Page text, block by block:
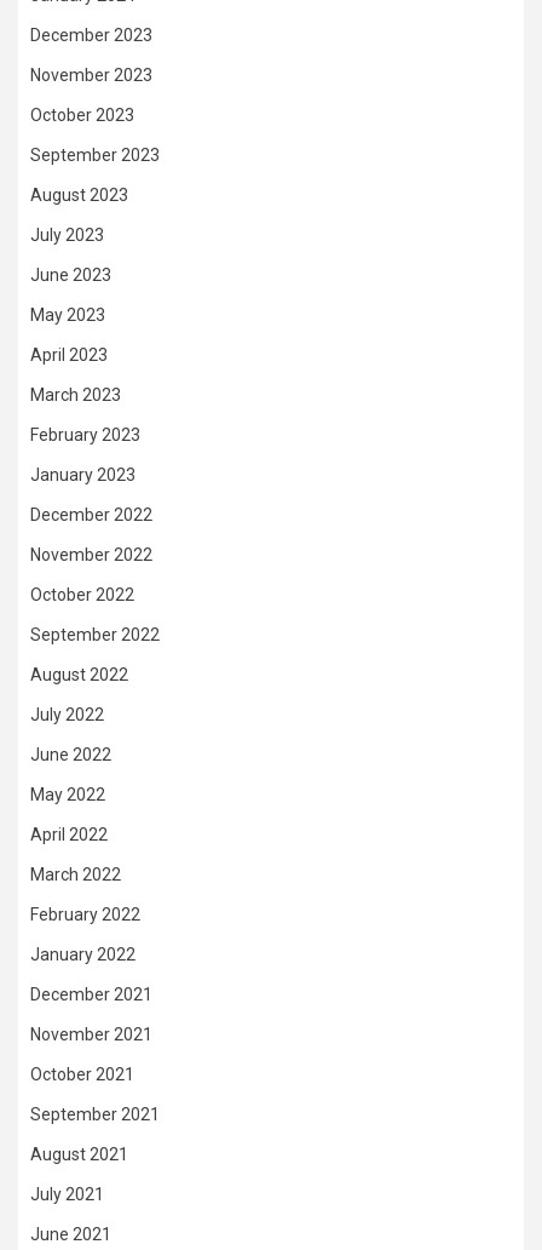
December 2023
November 2023
October 2023
September 2023
August 2023
July 2023
June 2023
May 2023
April 2023
March 2023
February 2023
January 2023
December 2022
November 2022
October 2022
September 2022
August 2022
July 2022
June 2022
May 2022
April 2022
March 2022
February 2022
January 2022
December 2021
November 2021
October 2021
September 2021
August 2021
July 2021
June 2021